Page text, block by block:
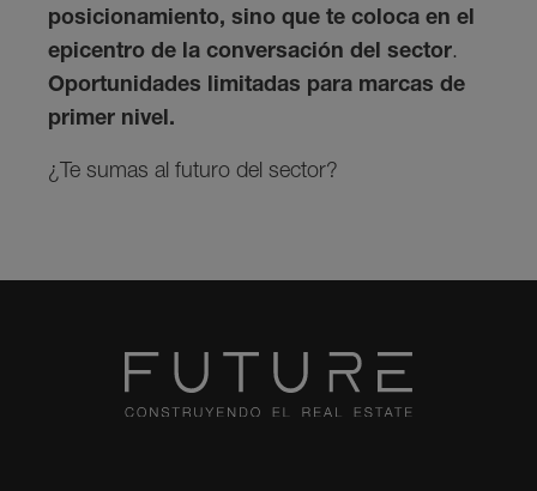
posicionamiento, sino que te coloca en el
epicentro de la conversación del sector.
Oportunidades limitadas para marcas de
primer nivel.
¿Te sumas al futuro del sector?